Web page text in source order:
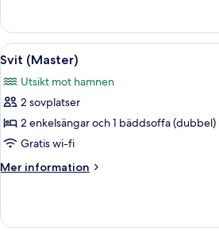
-
balkong
(Master)
Öppna
alla
foton
för
Svit
(Master)
Ett
6
Svit (Master)
Utsikt mot hamnen
2 sovplatser
2 enkelsängar och 1 bäddsoffa (dubbel)
Gratis wi-fi
Mer information
Mer
(Master)